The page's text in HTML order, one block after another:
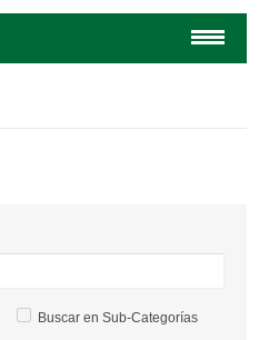
Buscar en Sub-Categorías